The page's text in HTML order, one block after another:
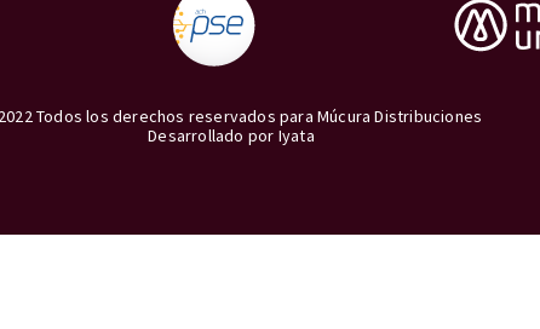
Todos los derechos reservados para Múcura Distribuciones
Desarrollado por Iyata